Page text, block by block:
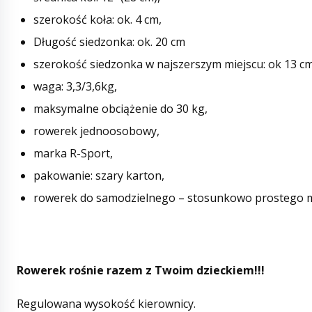
szerokość koła: ok. 4 cm,
Długość siedzonka: ok. 20 cm
szerokość siedzonka w najszerszym miejscu: ok 13
waga: 3,3/3,6kg,
maksymalne obciążenie do 30 kg,
rowerek jednoosobowy,
marka R-Sport,
pakowanie: szary karton,
rowerek do samodzielnego – stosunkowo prostego
Rowerek rośnie razem z Twoim dzieckiem!!!
Regulowana wysokość kierownicy.